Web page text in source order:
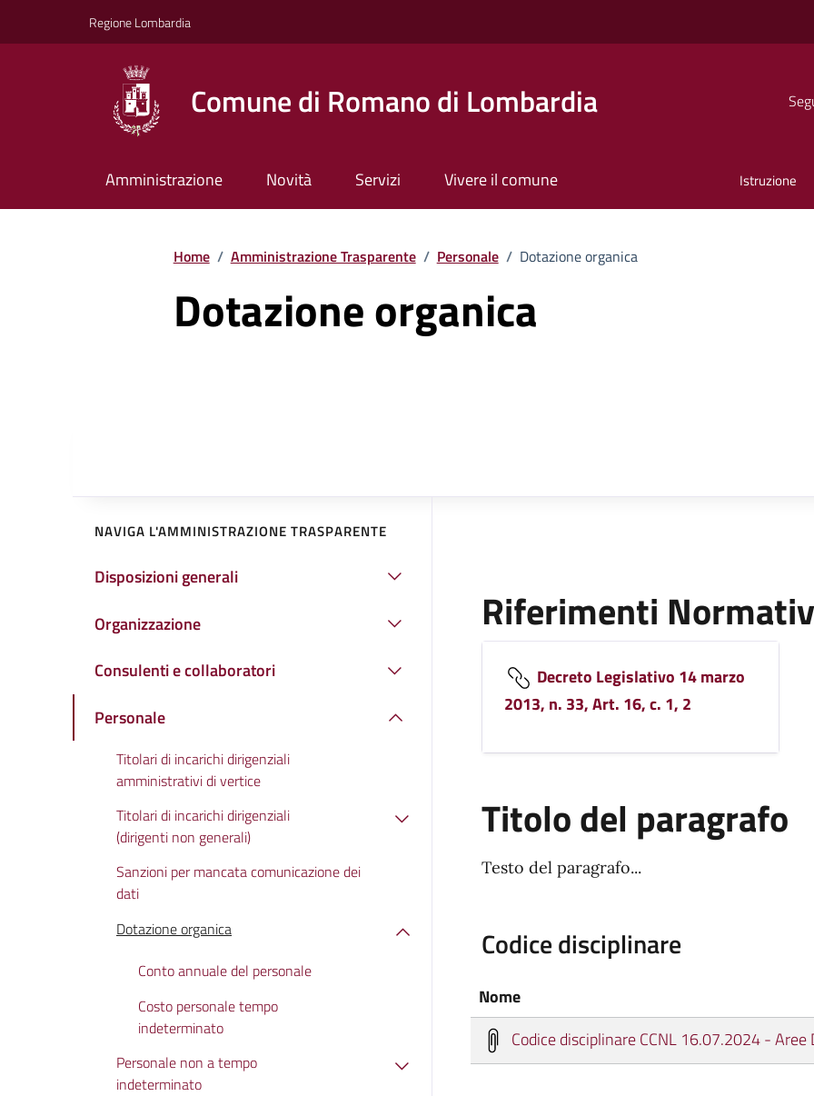
Regione Lombardia
Comune di Romano di Lombardia
Amministrazione Novità Servizi Vivere il comune Istruzione
Home / Amministrazione Trasparente / Personale / Dotazione organica
Dotazione organica
NAVIGA L'AMMINISTRAZIONE TRASPARENTE
Disposizioni generali
Organizzazione
Consulenti e collaboratori
Personale
Titolari di incarichi dirigenziali
amministrativi di vertice
Titolari di incarichi dirigenziali
(dirigenti non generali)
Sanzioni per mancata comunicazione dei
dati
Dotazione organica
Conto annuale del personale
Costo personale tempo
indeterminato
Personale non a tempo
indeterminato
Riferimenti
Decreto Legislativo 14 marzo
2013, n. 33, Art. 16, c. 1, 2
Titolo del paragrafo
Testo del paragrafo...
Codice disciplinare
Nome
Codice disciplinare CCNL 16.07.2024 - Aree